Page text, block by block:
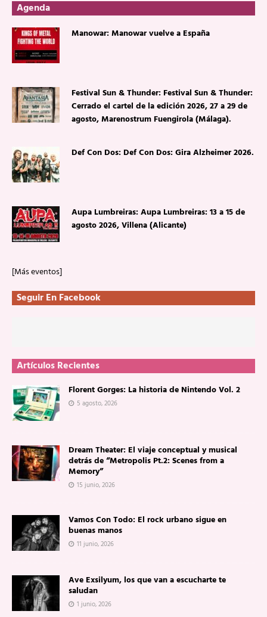
Agenda
Manowar: Manowar vuelve a España
Festival Sun & Thunder: Festival Sun & Thunder:
Cerrado el cartel de la edición 2026, 27 a 29 de
agosto, Marenostrum Fuengirola (Málaga).
Def Con Dos: Def Con Dos: Gira Alzheimer 2026.
Aupa Lumbreiras: Aupa Lumbreiras: 13 a 15 de
agosto 2026, Villena (Alicante)
[Más eventos]
Seguir En Facebook
Artículos Recientes
Florent Gorges: La historia de Nintendo Vol. 2
5 agosto, 2026
Dream Theater: El viaje conceptual y musical
detrás de “Metropolis Pt.2: Scenes from a
Memory”
15 junio, 2026
Vamos Con Todo: El rock urbano sigue en
buenas manos
11 junio, 2026
Ave Exsilyum, los que van a escucharte te
saludan
1 junio, 2026